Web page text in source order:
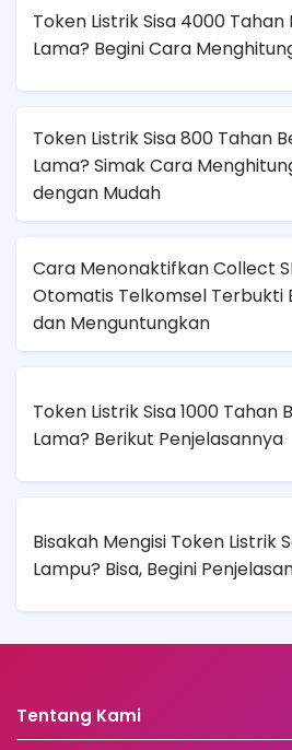
Token Listrik Sisa 4000
Lama? Begini Cara
Token Listrik Sisa 800 Tahan
Lama? Simak Cara
dengan Mudah
Cara Menonaktifkan Collect
Otomatis Telkomsel Terbukti
dan Menguntungkan
Token Listrik Sisa 1000 Tahan
Lama? Berikut Penjelasannya
Bisakah Mengisi Token Listrik
Lampu? Bisa, Begini
Tentang Kami